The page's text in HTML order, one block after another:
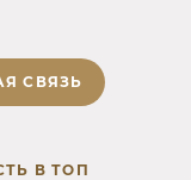
СВЯЗЬ
В ТОП